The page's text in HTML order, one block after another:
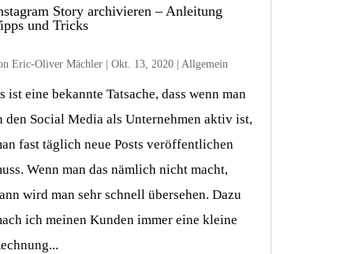
Story archivieren – Anleitung
und Tricks
Eric-Oliver Mächler |Okt. 13, 2020 |Allgemein
ist eine bekannte Tatsache, dass wenn man
den Social Media als Unternehmen aktiv ist,
fast täglich neue Posts veröffentlichen
Wenn man das nämlich nicht macht,
wird man sehr schnell übersehen. Dazu
ich meinen Kunden immer eine kleine